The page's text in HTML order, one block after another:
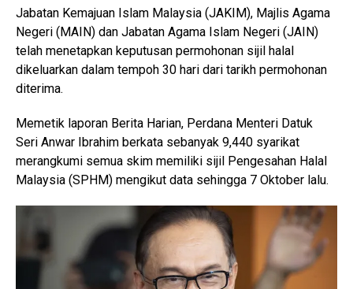
Jabatan Kemajuan Islam Malaysia (JAKIM), Majlis Agama
Negeri (MAIN) dan Jabatan Agama Islam Negeri (JAIN)
telah menetapkan keputusan permohonan sijil halal
dikeluarkan dalam tempoh 30 hari dari tarikh permohonan
diterima.
Memetik laporan Berita Harian, Perdana Menteri Datuk
Seri Anwar Ibrahim berkata sebanyak 9,440 syarikat
merangkumi semua skim memiliki sijil Pengesahan Halal
Malaysia (SPHM) mengikut data sehingga 7 Oktober lalu.